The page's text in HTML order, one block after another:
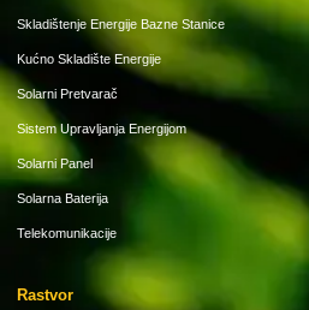
Skladištenje Energije Bazne Stanice
Kućno Skladište Energije
Solarni Pretvarač
Sistem Upravljanja Energijom
Solarni Panel
Solarna Baterija
Telekomunikacije
Rastvor